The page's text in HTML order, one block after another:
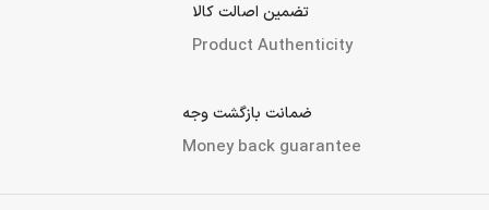
تضمین اصالت کالا
Product Authenticity
ضمانت بازگشت وجه
Money back guarantee